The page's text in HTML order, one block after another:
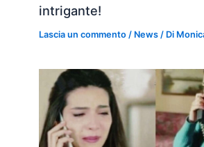
intrigante!
Lascia un commento / News / Di